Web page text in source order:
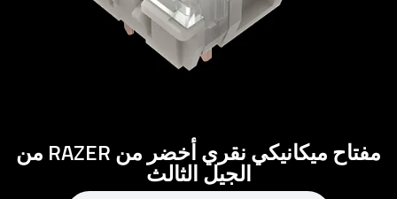
مفتاح ميكانيكي نقري أخضر من RAZER من
الجيل الثالث